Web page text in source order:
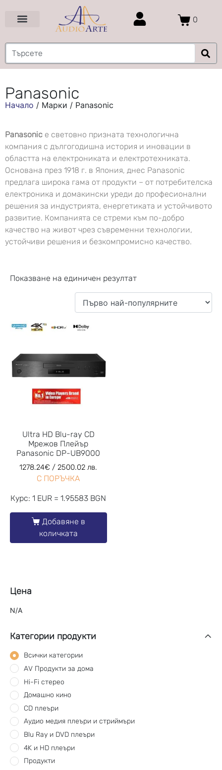
0
Panasonic
Начало / Марки / Panasonic
Panasonic е световно призната технологична
компания с дългогодишна история и иновации в
областта на електрониката и електротехниката.
Основана през 1918 г. в Япония, днес Panasonic
предлага широка гама от продукти – от потребителска
електроника и домакински уреди до професионални
решения за индустрията, енергетиката и устойчивото
развитие. Компанията се стреми към по-добро
качество на живот чрез съвременни технологии,
устойчиви решения и безкомпромисно качество.
Показване на единичен резултат
Ultra HD Blu-ray CD
Мрежов Плейър
Panasonic DP-UB9000
1278.24€ / 2500.02 лв.
С ПОРЪЧКА
Курс: 1 EUR = 1.95583 BGN
Добавяне в
количката
Цена
N/A
Категории продукти
Всички категории
AV Продукти за дома
Hi-Fi стерео
Домашно кино
CD плеъри
Аудио медия плеъри и стриймъри
Blu Ray и DVD плеъри
4K и HD плеъри
Продукти